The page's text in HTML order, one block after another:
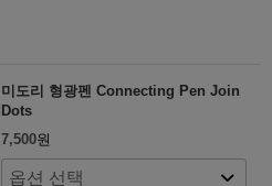
미도리 형광펜 Connecting Pen Join
Dots
7,500원